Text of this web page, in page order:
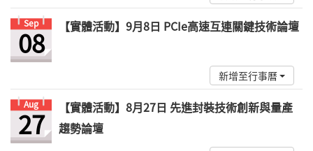
Sep
08 【實體活動】9月8日 PCIe高速互連關鍵技術論壇
新增至行事曆
Aug
27
【實體活動】8月27日 先進封裝技術創新與量產
趨勢論壇